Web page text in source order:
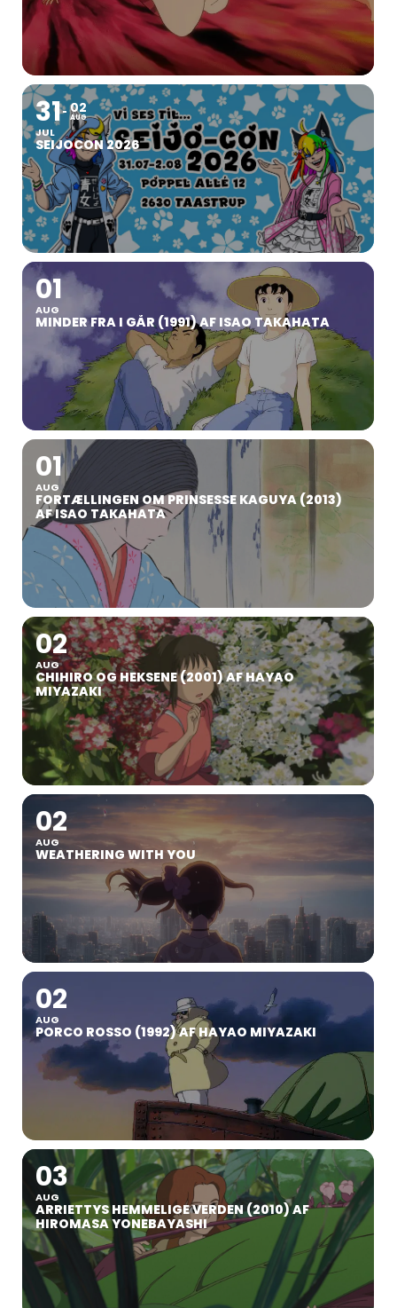
31
JUL
02
AUG
SEIJOCON 2026
01
AUG
MINDER FRA I GÅR (1991) AF ISAO TAKAHATA
01
AUG
FORTÆLLINGEN OM PRINSESSE KAGUYA (2013)
AF ISAO TAKAHATA
02
AUG
CHIHIRO OG HEKSENE (2001) AF HAYAO
MIYAZAKI
02
AUG
WEATHERING WITH YOU
02
AUG
PORCO ROSSO (1992) AF HAYAO MIYAZAKI
03
AUG
ARRIETTYS HEMMELIGE VERDEN (2010) AF
HIROMASA YONEBAYASHI